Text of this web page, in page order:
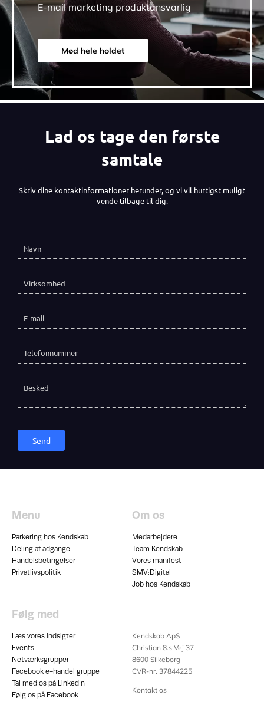
E-mail marketing produktansvarlig
Mød hele holdet
Lad os tage den første
samtale
Skriv dine kontaktinformationer herunder, og vi vil hurtigst muligt
vende tilbage til dig.
Navn
Virksomhed
E-mail
Telefon*
(påkrævet)
Besked
Send
Menu
Parkering hos Kendskab
Deling af adgange
Handelsbetingelser
Privatlivspolitik
Om os
Medarbejdere
Team Kendskab
Vores manifest
SMV:Digital
Job hos Kendskab
Følg med
Læs vores indsigter
Events
Netværksgrupper
Facebook e-handel gruppe
Tal med os på LinkedIn
Følg os på Facebook
Kendskab ApS
Christian 8.s Vej 37
8600 Silkeborg
CVR-nr. 37844225
Kontakt os